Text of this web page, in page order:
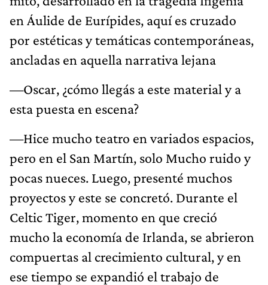
en Áulide de Eurípides, aquí es cruzado
por estéticas y temáticas contemporáneas,
ancladas en aquella narrativa lejana
—Oscar, ¿cómo llegás a este material y a
esta puesta en escena?
—Hice mucho teatro en variados espacios,
pero en el San Martín, solo Mucho ruido y
pocas nueces. Luego, presenté muchos
proyectos y este se concretó. Durante el
Celtic Tiger, momento en que creció
mucho la economía de Irlanda, se abrieron
compuertas al crecimiento cultural, y en
ese tiempo se expandió el trabajo de